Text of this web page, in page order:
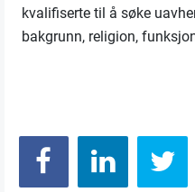
kvalifiserte til å søke
bakgrunn, religion,